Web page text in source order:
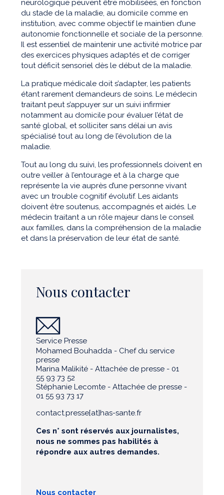
neurologique peuvent être mobilisées, en fonction
du stade de la maladie, au domicile comme en
institution, avec comme objectif le maintien d’une
autonomie fonctionnelle et sociale de la personne.
Il est essentiel de maintenir une activité motrice par
des exercices physiques adaptés et de corriger
tout déficit sensoriel dès le début de la maladie.
La pratique médicale doit s’adapter, les patients
étant rarement demandeurs de soins. Le médecin
traitant peut s’appuyer sur un suivi infirmier
notamment au domicile pour évaluer l’état de
santé global, et solliciter sans délai un avis
spécialisé tout au long de l’évolution de la
maladie.
Tout au long du suivi, les professionnels doivent en
outre veiller à l’entourage et à la charge que
représente la vie auprès d’une personne vivant
avec un trouble cognitif évolutif. Les aidants
doivent être soutenus, accompagnés et aidés. Le
médecin traitant a un rôle majeur dans le conseil
aux familles, dans la compréhension de la maladie
et dans la préservation de leur état de santé.
Nous contacter
Service Presse
Mohamed Bouhadda - Chef du service
presse
Marina Malikité - Attachée de presse - 01
55 93 73 52
Stéphanie Lecomte - Attachée de presse -
01 55 93 73 17
contact.presse[at]has-sante.fr
Ces n° sont réservés aux journalistes,
nous ne sommes pas habilités à
répondre aux autres demandes.
Nous contacter